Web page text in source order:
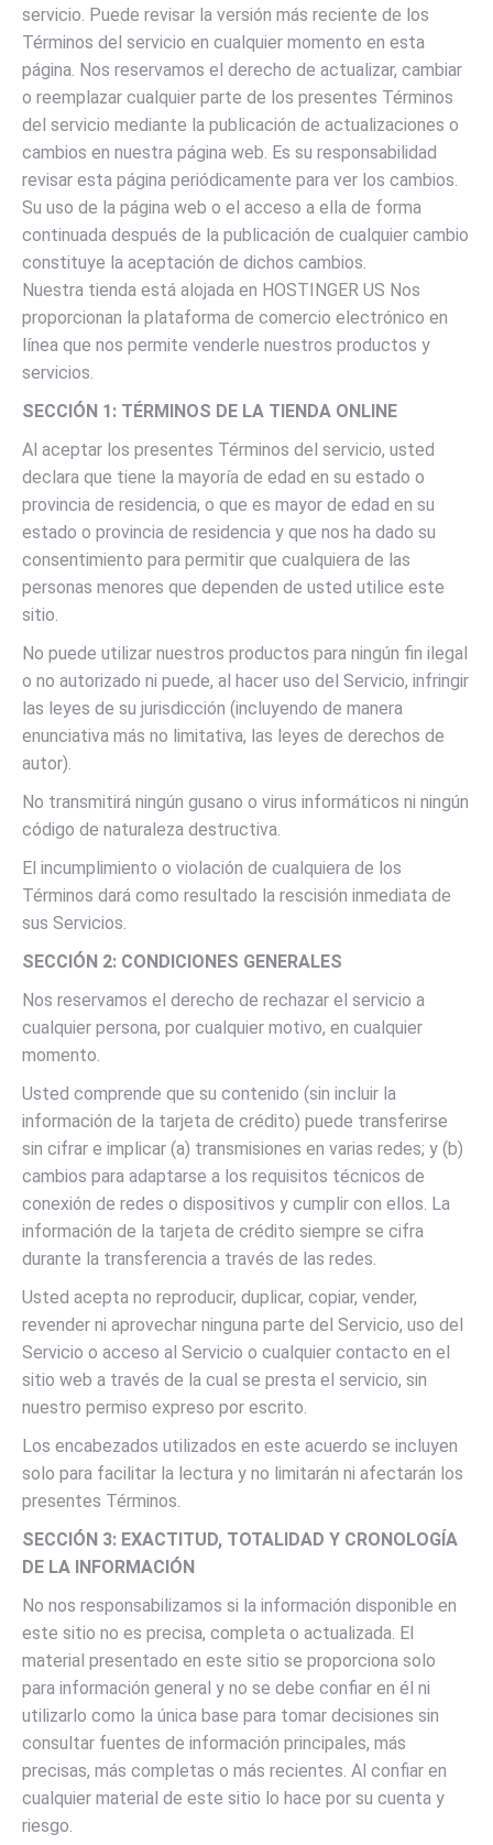
servicio. Puede revisar la versión más reciente de los
Términos del servicio en cualquier momento en esta
página. Nos reservamos el derecho de actualizar, cambiar
o reemplazar cualquier parte de los presentes Términos
del servicio mediante la publicación de actualizaciones o
cambios en nuestra página web. Es su responsabilidad
revisar esta página periódicamente para ver los cambios.
Su uso de la página web o el acceso a ella de forma
continuada después de la publicación de cualquier cambio
constituye la aceptación de dichos cambios.
Nuestra tienda está alojada en HOSTINGER US Nos
proporcionan la plataforma de comercio electrónico en
línea que nos permite venderle nuestros productos y
servicios.
SECCIÓN 1: TÉRMINOS DE LA TIENDA ONLINE
Al aceptar los presentes Términos del servicio, usted
declara que tiene la mayoría de edad en su estado o
provincia de residencia, o que es mayor de edad en su
estado o provincia de residencia y que nos ha dado su
consentimiento para permitir que cualquiera de las
personas menores que dependen de usted utilice este
sitio.
No puede utilizar nuestros productos para ningún fin ilegal
o no autorizado ni puede, al hacer uso del Servicio, infringir
las leyes de su jurisdicción (incluyendo de manera
enunciativa más no limitativa, las leyes de derechos de
autor).
No transmitirá ningún gusano o virus informáticos ni ningún
código de naturaleza destructiva.
El incumplimiento o violación de cualquiera de los
Términos dará como resultado la rescisión inmediata de
sus Servicios.
SECCIÓN 2: CONDICIONES GENERALES
Nos reservamos el derecho de rechazar el servicio a
cualquier persona, por cualquier motivo, en cualquier
momento.
Usted comprende que su contenido (sin incluir la
información de la tarjeta de crédito) puede transferirse
sin cifrar e implicar (a) transmisiones en varias redes; y (b)
cambios para adaptarse a los requisitos técnicos de
conexión de redes o dispositivos y cumplir con ellos. La
información de la tarjeta de crédito siempre se cifra
durante la transferencia a través de las redes.
Usted acepta no reproducir, duplicar, copiar, vender,
revender ni aprovechar ninguna parte del Servicio, uso del
Servicio o acceso al Servicio o cualquier contacto en el
sitio web a través de la cual se presta el servicio, sin
nuestro permiso expreso por escrito.
Los encabezados utilizados en este acuerdo se incluyen
solo para facilitar la lectura y no limitarán ni afectarán los
presentes Términos.
SECCIÓN 3: EXACTITUD, TOTALIDAD Y CRONOLOGÍA
DE LA INFORMACIÓN
No nos responsabilizamos si la información disponible en
este sitio no es precisa, completa o actualizada. El
material presentado en este sitio se proporciona solo
para información general y no se debe confiar en él ni
utilizarlo como la única base para tomar decisiones sin
consultar fuentes de información principales, más
precisas, más completas o más recientes. Al confiar en
cualquier material de este sitio lo hace por su cuenta y
riesgo.